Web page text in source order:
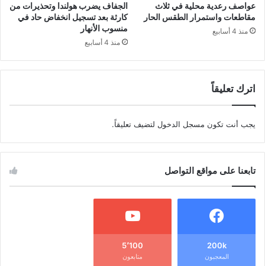
عواصف رعدية محلية في ثلاث
مقاطعات واستمرار الطقس الحار
منذ 4 أسابيع
الجفاف يضرب هولندا وتحذيرات من
كارثة بعد تسجيل انخفاض حاد في
منسوب الأنهار
منذ 4 أسابيع
اترك تعليقاً
يجب أنت تكون مسجل الدخول لتضيف تعليقاً.
تابعنا على مواقع التواصل
200k
المعجبون
5٬100
متابعون